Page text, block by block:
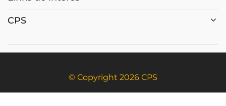
CPS
© Copyright 2026 CPS